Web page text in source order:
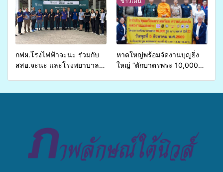
ส่งผู้ทุพพลภาพเพื่อเข้ารับ
บริการสาธารณสุข ลดความ
เหลื่อมล้ำ ยกระดับคุณภาพ
ชีวิตประชาชนอย่างยั่งยืน
สู่การสร้างภาพลักษณ์ที่ดีของ
มหาวิทยาลัย
กฟผ.โรงไฟฟ้าจะนะ ร่วมกับ
สสอ.จะนะ และโรงพยาบาล
หาดใหญ่พร้อมจัดงานบุญยิ่ง
ใหญ่ “ตักบาตรพระ 10,000